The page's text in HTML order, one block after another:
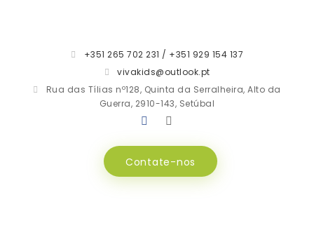
+351 265 702 231 / +351 929 154 137
vivakids@outlook.pt
Rua das Tílias nº128, Quinta da Serralheira, Alto da
Guerra, 2910-143, Setúbal
Contate-nos